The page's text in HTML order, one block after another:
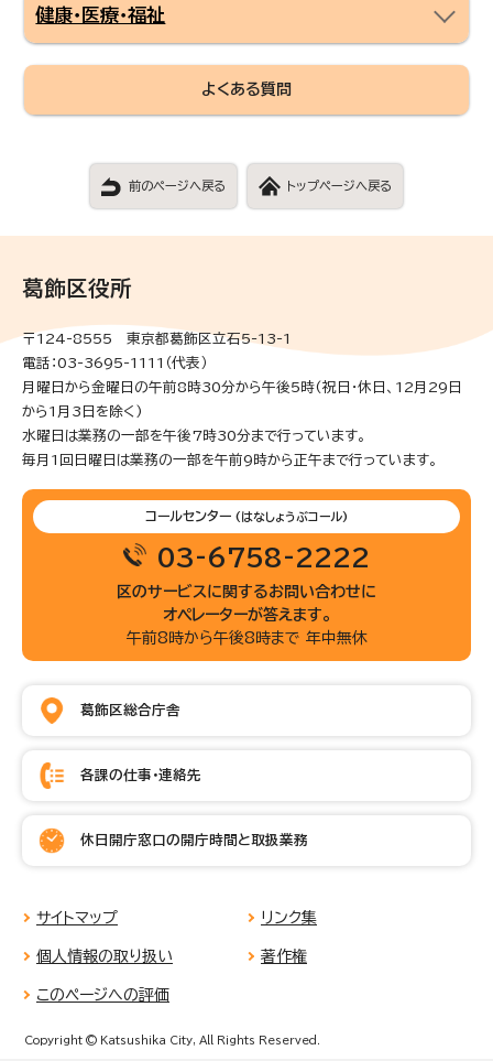
健康・医療・福祉
よくある質問
前のページへ戻る トップページへ戻る
葛飾区役所
〒124-8555 東京都葛飾区立石5-13-1
電話：03-3695-1111（代表）
月曜日から金曜日の午前8時30分から午後5時(祝日・休日、12月29日
から1月3日を除く)
水曜日は業務の一部を午後7時30分まで行っています。
毎月1回日曜日は業務の一部を午前9時から正午まで行っています。
コールセンター (はなしょうぶコール)
03-6758-2222
区のサービスに関するお問い合わせに
オペレーターが答えます。
午前8時から午後8時まで 年中無休
葛飾区総合庁舎
各課の仕事・連絡先
休日開庁窓口の開庁時間と取扱業務
サイトマップ リンク集
個人情報の取り扱い 著作権
このページへの評価
Copyright © Katsushika City, All Rights Reserved.